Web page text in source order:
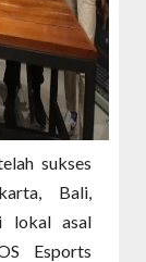
sukses
Bali,
lokal asal
Esports